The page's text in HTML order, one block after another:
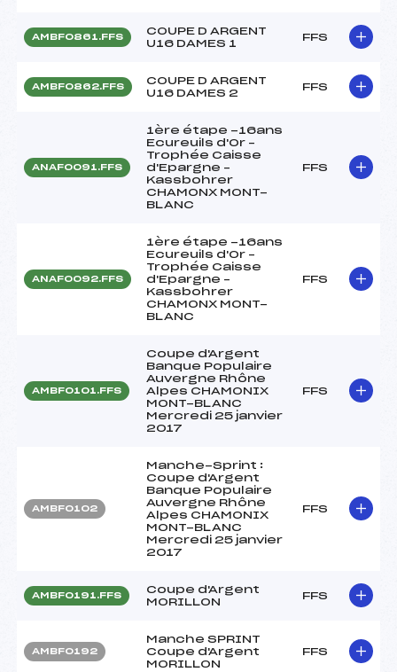
AMBF0861.FFS
COUPE D ARGENT
U16 DAMES 1
FFS
AMBF0862.FFS
COUPE D ARGENT
U16 DAMES 2
FFS
ANAF0091.FFS
1ère étape -16ans
Ecureuils d'Or –
Trophée Caisse
d'Epargne –
Kassbohrer
CHAMONX MONT-
BLANC
FFS
ANAF0092.FFS
1ère étape -16ans
Ecureuils d'Or –
Trophée Caisse
d'Epargne –
Kassbohrer
CHAMONX MONT-
BLANC
FFS
AMBF0101.FFS
Coupe d'Argent
Banque Populaire
Auvergne Rhône
Alpes CHAMONIX
MONT-BLANC
Mercredi 25 janvier
2017
FFS
AMBF0102
Manche-Sprint :
Coupe d'Argent
Banque Populaire
Auvergne Rhône
Alpes CHAMONIX
MONT-BLANC
Mercredi 25 janvier
2017
FFS
AMBF0191.FFS
Coupe d'Argent
MORILLON
FFS
AMBF0192
Manche SPRINT
Coupe d'Argent
MORILLON
FFS